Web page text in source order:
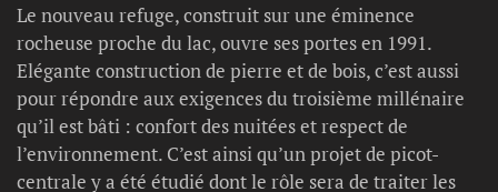
Le nouveau refuge, construit sur une éminence
rocheuse proche du lac, ouvre ses portes en 1991.
Elégante construction de pierre et de bois, c’est aussi
pour répondre aux exigences du troisième millénaire
qu’il est bâti : confort des nuitées et respect de
l’environnement. C’est ainsi qu’un projet de picot-
centrale y a été étudié dont le rôle sera de traiter les